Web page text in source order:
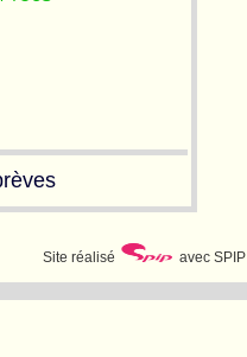
Site réalisé avec SPIP